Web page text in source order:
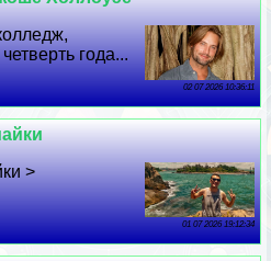
года...
02 07 2026 10:36:11
>
01 07 2026 19:12:34